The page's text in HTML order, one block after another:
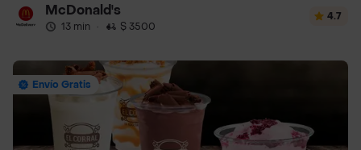
McDonald's
13 min · $ 3500
4.7
Envío Gratis